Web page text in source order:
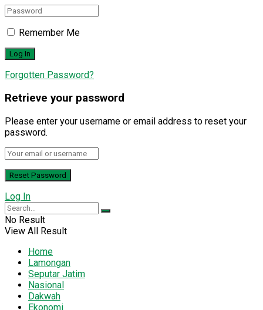
Remember Me
Forgotten Password?
Retrieve your password
Please enter your username or email address to reset your
password.
Log In
No Result
View All Result
Home
Lamongan
Seputar Jatim
Nasional
Dakwah
Ekonomi